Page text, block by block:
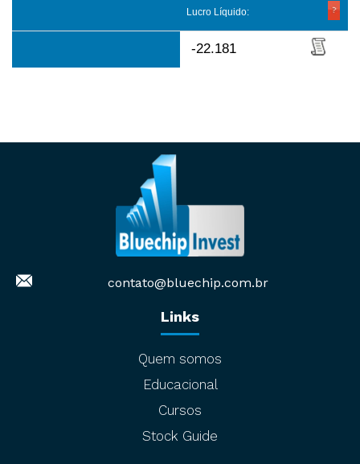
Lucro Líquido:
-22.181
contato@bluechip.com.br
Links
Quem somos
Educacional
Cursos
Stock Guide